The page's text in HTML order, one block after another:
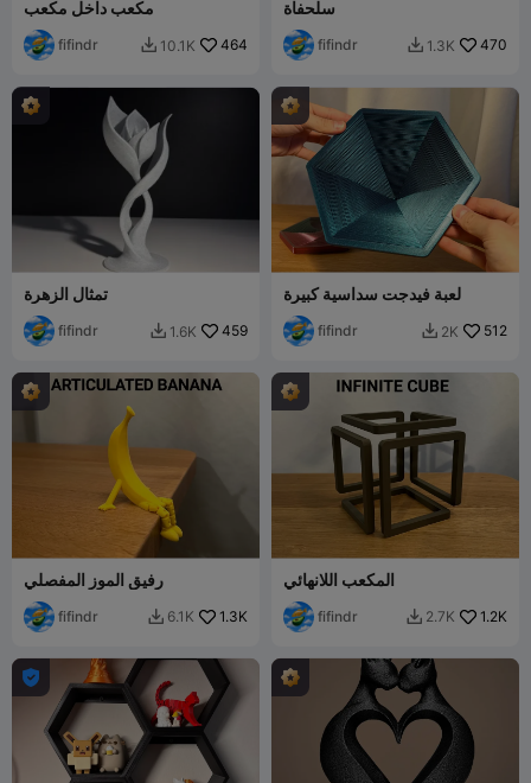
مكعب داخل مكعب
fifindr  10.1K 464
سلحفاة
fifindr  1.3K 470
تمثال الزهرة
fifindr  1.6K 459
لعبة فيدجت سداسية كبيرة
fifindr  2K 512
رفيق الموز المفصلي
fifindr  6.1K 1.3K
المكعب اللانهائي
fifindr  2.7K 1.2K
